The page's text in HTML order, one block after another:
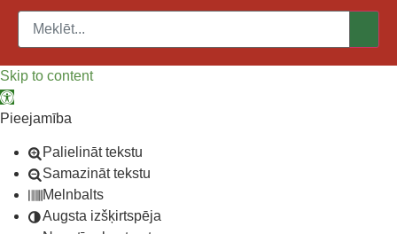
Skip to content
Open toolbar
Pieejamība
Palielināt tekstu
Samazināt tekstu
Melnbalts
Augsta izšķirtspēja